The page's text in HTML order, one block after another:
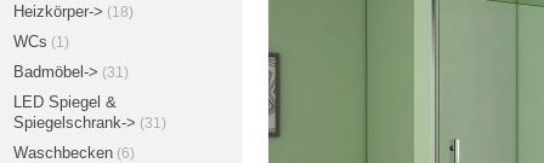
Heizkörper-> (18)
WCs (1)
Badmöbel-> (31)
LED Spiegel &
Spiegelschrank-> (31)
Waschbecken(6)